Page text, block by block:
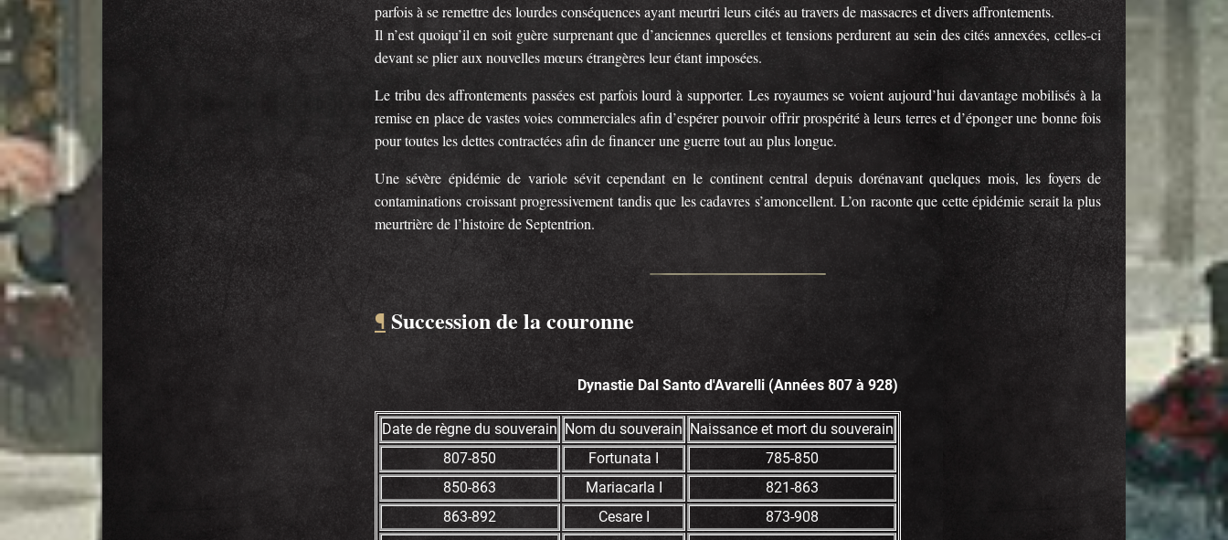
parfois à se remettre des lourdes conséquences ayant meurtri leurs cités au travers de massacres et divers affrontements.
Il n’est quoiqu’il en soit guère surprenant que d’anciennes querelles et tensions perdurent au sein des cités annexées, celles-ci
devant se plier aux nouvelles mœurs étrangères leur étant imposées.
Le tribu des affrontements passées est parfois lourd à supporter. Les royaumes se voient aujourd’hui davantage mobilisés à la
remise en place de vastes voies commerciales afin d’espérer pouvoir offrir prospérité à leurs terres et d’éponger une bonne fois
pour toutes les dettes contractées afin de financer une guerre tout au plus longue.
Une sévère épidémie de variole sévit cependant en le continent central depuis dorénavant quelques mois, les foyers de
contaminations croissant progressivement tandis que les cadavres s’amoncellent. L’on raconte que cette épidémie serait la plus
meurtrière de l’histoire de Septentrion.
¶ Succession de la couronne
Dynastie Dal Santo d'Avarelli (Années 807 à 928)
Date de règne du souverain Nom du souverain Naissance et mort du souverain
807-850
Fortunata I
785-850
850-863
Mariacarla I
821-863
863-892
Cesare I
873-908